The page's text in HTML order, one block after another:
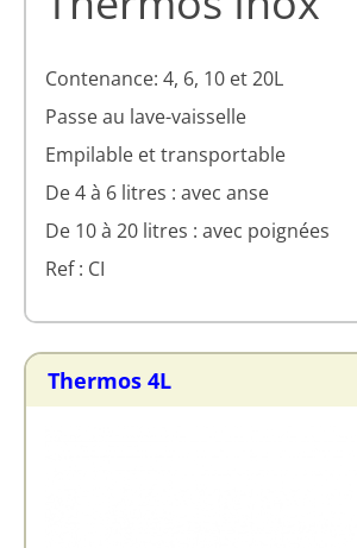
Contenance: 4, 6, 10 et 20L
Passe au lave-vaisselle
Empilable et transportable
De 4 à 6 litres : avec anse
De 10 à 20 litres : avec poignées
Ref : CI
Thermos 4L